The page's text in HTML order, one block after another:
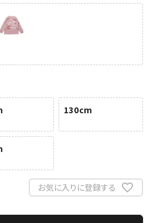
ベビーピンク
130cm
お気に入りに登録する